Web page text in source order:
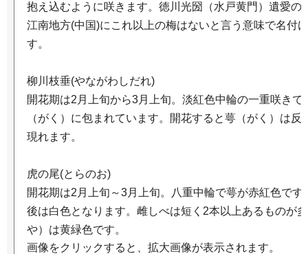
抱え込むように咲きます。徳川光圀（水戸黄門）遺愛の
江南地方(中国)にこれ以上の梅はないと言う意味で名付
す。
柳川枝垂(やながわしだれ)
開花期は2月上旬から3月上旬。淡紅色中輪の一重咲き
（がく）に包まれています。開花すると萼（がく）は
現れます。
虎の尾(とらのお)
開花期は2月上旬～3月上旬。八重中輪で萼が赤紅色で
後は白色となります。雌しべは短く2本以上あるものが
や）は黄緑色です。
画像をクリックすると、拡大画像が表示されます。